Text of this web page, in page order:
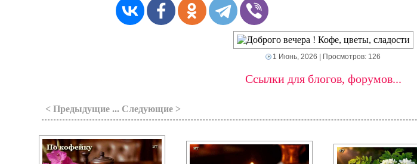
1 Июнь, 2026 | Просмотров: 126
Ссылки для блогов, форумов...
< Предыдущие ... Следующие >